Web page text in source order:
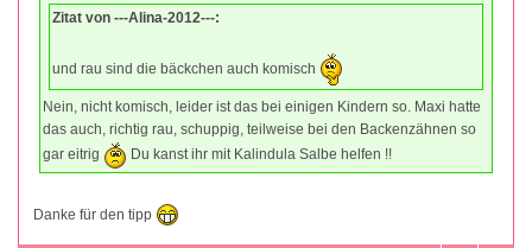
Zitat von ---Alina-2012---:
und rau sind die bäckchen auch komisch
Nein, nicht komisch, leider ist das bei einigen Kindern so. Maxi hatte
das auch, richtig rau, schuppig, teilweise bei den Backenzähnen so
gar eitrig
Du kanst ihr mit Kalindula Salbe helfen !!
Danke für den tipp